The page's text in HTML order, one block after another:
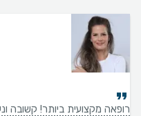
רופאה מקצועית ביותר! קשובה